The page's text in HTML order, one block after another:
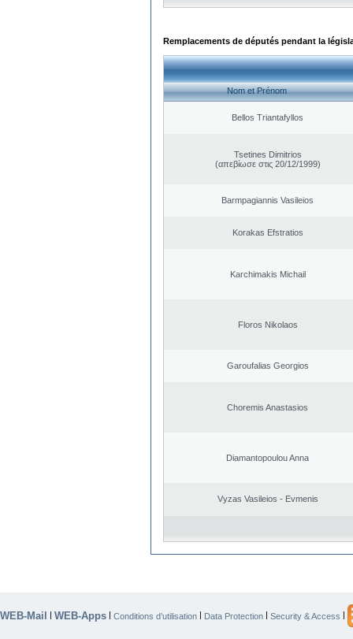
Remplacements de députés pendant la
Nom et Prénom
Bellos Triantafyllos
Tsetines Dimitrios
(απεβίωσε στις 20/12/1999)
Barmpagiannis Vasileios
Korakas Efstratios
Karchimakis Michail
Floros Nikolaos
Garoufalias Georgios
Choremis Anastasios
Diamantopoulou Anna
Vyzas Vasileios - Evmenis
WEB-Mail | WEB-Apps | Conditions d’utilisation | Data Protection | Security & Access |